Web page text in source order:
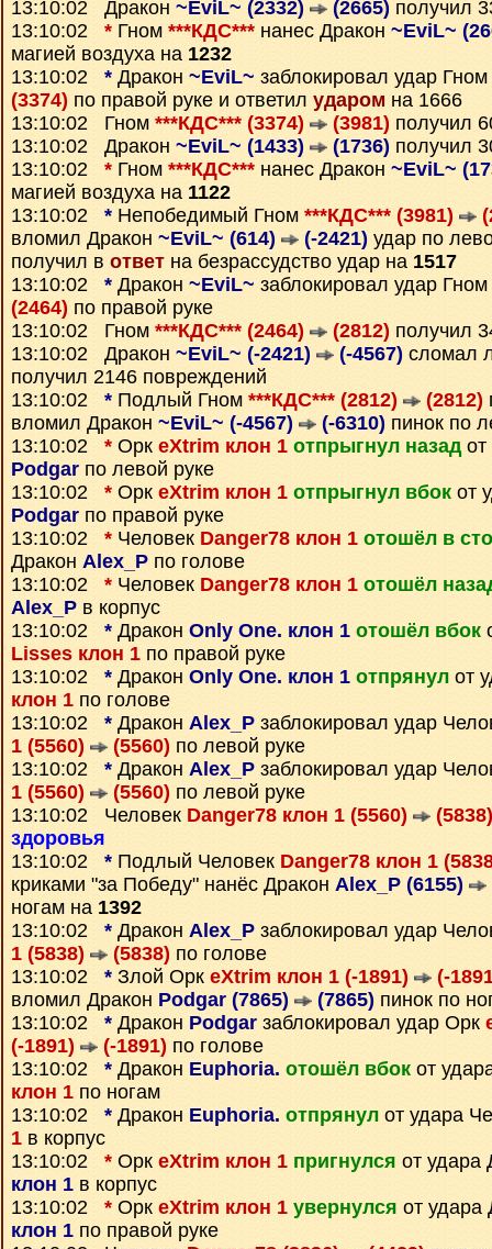
13:10:02 Дракон ~EviL~ (2332) (2665) получил
13:10:02 * Гном ***КДС*** нанес Дракон ~EviL~
магией воздуха на 1232
13:10:02 * Дракон ~EviL~ заблокировал удар Гном
(3374) по правой руке и ответил ударом на 1666
13:10:02 Гном ***КДС*** (3374) (3981) получил
13:10:02 Дракон ~EviL~ (1433) (1736) получил
13:10:02 * Гном ***КДС*** нанес Дракон ~EviL~
магией воздуха на 1122
13:10:02 * Непобедимый Гном ***КДС*** (3981)
вломил Дракон ~EviL~ (614) (-2421) удар по
получил в ответ на безрассудство удар на 1517
13:10:02 * Дракон ~EviL~ заблокировал удар Гном
(2464) по правой руке
13:10:02 Гном ***КДС*** (2464) (2812) получил
13:10:02 Дракон ~EviL~ (-2421) (-4567) сломал
получил 2146 повреждений
13:10:02 * Подлый Гном ***КДС*** (2812) (2812)
вломил Дракон ~EviL~ (-4567) (-6310) пинок по
13:10:02 * Орк eXtrim клон 1 отпрыгнул назадот
Podgar по левой руке
13:10:02 * Орк eXtrim клон 1 отпрыгнул вбок от
Podgar по правой руке
13:10:02 * Человек Danger78 клон 1 отошёл в
Дракон Alex_P по голове
13:10:02 * Человек Danger78 клон 1 отошёл
Alex_P в корпус
13:10:02 * Дракон Only One. клон 1 отошёл вбок
Lisses клон 1 по правой руке
13:10:02 * Дракон Only One. клон 1 отпрянул от
клон 1 по голове
13:10:02 * Дракон Alex_P заблокировал удар
1 (5560)
(5560) по левой руке
13:10:02 * Дракон Alex_P заблокировал удар
1 (5560)
(5560) по левой руке
13:10:02 Человек Danger78 клон 1 (5560)
(5838)
здоровья
13:10:02 * Подлый Человек Danger78 клон 1
криками "за Победу" нанёс Дракон Alex_P (6155)
ногам на 1392
13:10:02 * Дракон Alex_P заблокировал удар
1 (5838)
(5838) по голове
13:10:02 * Злой Орк eXtrim клон 1 (-1891)
(-
вломил Дракон Podgar (7865) (7865) пинок по
13:10:02 * Дракон Podgar заблокировал удар Орк
(-1891)
(-1891) по голове
13:10:02 * Дракон Euphoria. отошёл вбок от
клон 1 по ногам
13:10:02 * Дракон Euphoria. отпрянул от удара
1 в корпус
13:10:02 * Орк eXtrim клон 1 пригнулся от удара
клон 1 в корпус
13:10:02 * Орк eXtrim клон 1 увернулся от удара
клон 1 по правой руке